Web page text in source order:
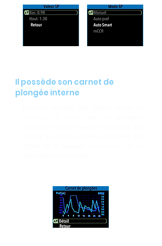
Il possède son carnet de
plongée interne